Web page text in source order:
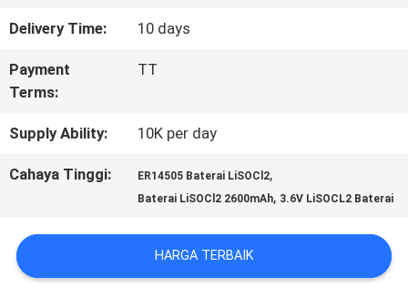
HUBUNGI
KAMI
BERITA
PERMINTAAN
Delivery Time: 10 days
Payment
Terms:
TT
Supply Ability: 10K per day
Cahaya Tinggi: ER14505 Baterai LiSOCl2,
Baterai LiSOCl2 2600mAh, 3.6V LiSOCL2 Baterai
HARGA TERBAIK